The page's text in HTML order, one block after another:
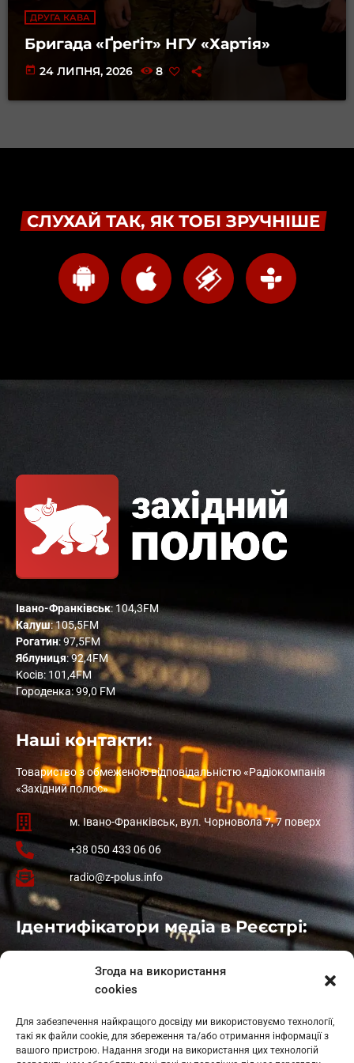
Згода на використання
cookies
Для забезпечення найкращого досвіду ми використовуємо технології,
такі як файли cookie, для збереження та/або отримання інформації з
вашого пристрою. Надання згоди на використання цих технологій
ДРУГА КАВА
Бригада «Ґреґіт» НГУ «Хартія»
today 24 ЛИПНЯ, 2026 8
СЛУХАЙ ТАК, ЯК ТОБІ ЗРУЧНІШЕ
Івано-Франківськ: 104,3FM
Калуш: 105,5FM
Рогатин: 97,5FM
Яблуниця: 92,4FM
Косів: 101,4FM
Городенка: 99,0 FM
Наші контакти:
Товариство з обмеженою відповідальністю «Радіокомпанія
«Західний полюс»
м. Івано-Франківськ, вул. Чорновола 7, 7 поверх
+38 050 433 06 06
radio@z-polus.info
Ідентифікатори медіа в Реєстрі:
: L11-01410
: L11-01801
Косів: L11-01805
Гарасимів: L11-02274